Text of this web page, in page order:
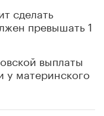
сделать
превышать 1
выплаты
у материнского